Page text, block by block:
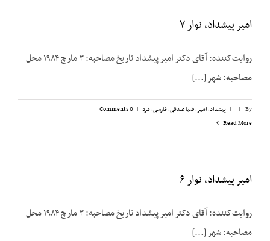
امیر پیشداد، نوار ۷
روایت‌کننده: آقای دکتر امیر پیشداد تاریخ مصاحبه: ۳ مارچ ۱۹۸۴ محل
مصاحبه: شهر [...]
By
|
| پیشداد، امیر,ضیا صدقی,فارسی,مرد |
0 Comments
Read More
امیر پیشداد، نوار ۶
روایت‌کننده: آقای دکتر امیر پیشداد تاریخ مصاحبه: ۳ مارچ ۱۹۸۴ محل
مصاحبه: شهر [...]